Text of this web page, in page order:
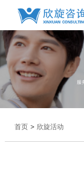
服
首页 > 欣旋活动